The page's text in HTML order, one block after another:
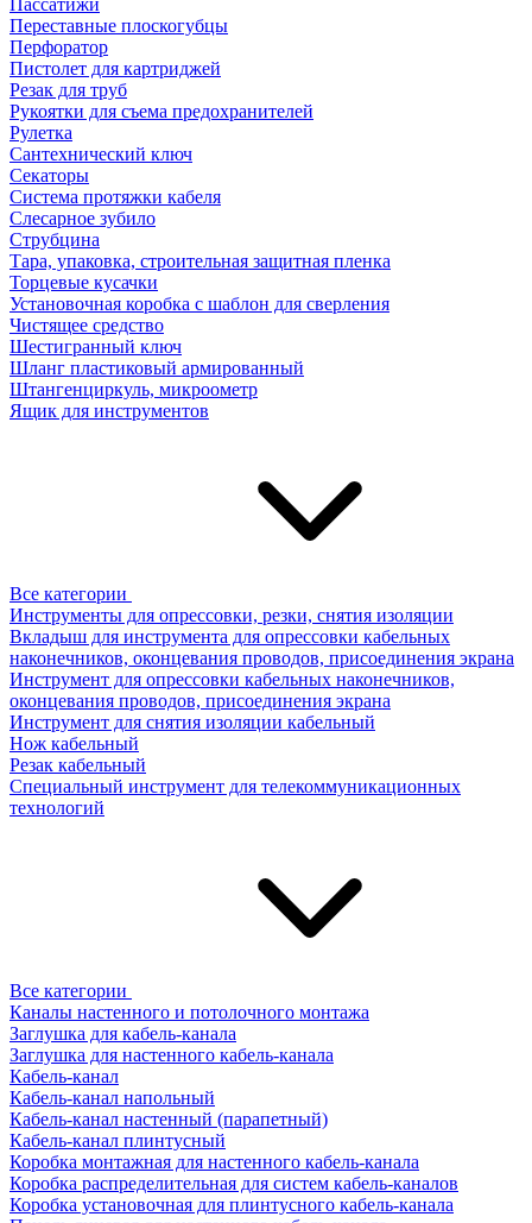
Пассатижи
Переставные плоскогубцы
Перфоратор
Пистолет для картриджей
Резак для труб
Рукоятки для съема предохранителей
Рулетка
Сантехнический ключ
Секаторы
Система протяжки кабеля
Слесарное зубило
Струбцина
Тара, упаковка, строительная защитная пленка
Торцевые кусачки
Установочная коробка с шаблон для сверления
Чистящее средство
Шестигранный ключ
Шланг пластиковый армированный
Штангенциркуль, микроометр
Ящик для инструментов
Все категории
Инструменты для опрессовки, резки, снятия изоляции
Вкладыш для инструмента для опрессовки кабельных
наконечников, оконцевания проводов, присоединения экрана
Инструмент для опрессовки кабельных наконечников,
оконцевания проводов, присоединения экрана
Инструмент для снятия изоляции кабельный
Нож кабельный
Резак кабельный
Специальный инструмент для телекоммуникационных
технологий
Все категории
Каналы настенного и потолочного монтажа
Заглушка для кабель-канала
Заглушка для настенного кабель-канала
Кабель-канал
Кабель-канал напольный
Кабель-канал настенный (парапетный)
Кабель-канал плинтусный
Коробка монтажная для настенного кабель-канала
Коробка распределительная для систем кабель-каналов
Коробка установочная для плинтусного кабель-канала